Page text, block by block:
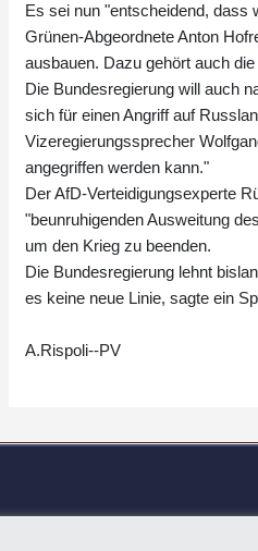
Es sei nun "entscheidend, dass
Grünen-Abgeordnete Anton
ausbauen. Dazu gehört auch
Die Bundesregierung will auch
sich für einen Angriff auf
Vizeregierungssprecher
angegriffen werden kann."
Der AfD-Verteidigungsexperte
"beunruhigenden Ausweitung
um den Krieg zu beenden.
Die Bundesregierung lehnt
es keine neue Linie, sagte ein
A.Rispoli--PV